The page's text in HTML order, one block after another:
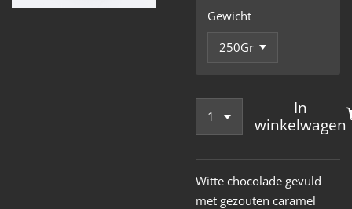
Gewicht
In
winkelwagen
Witte chocolade gevuld
met gezouten caramel